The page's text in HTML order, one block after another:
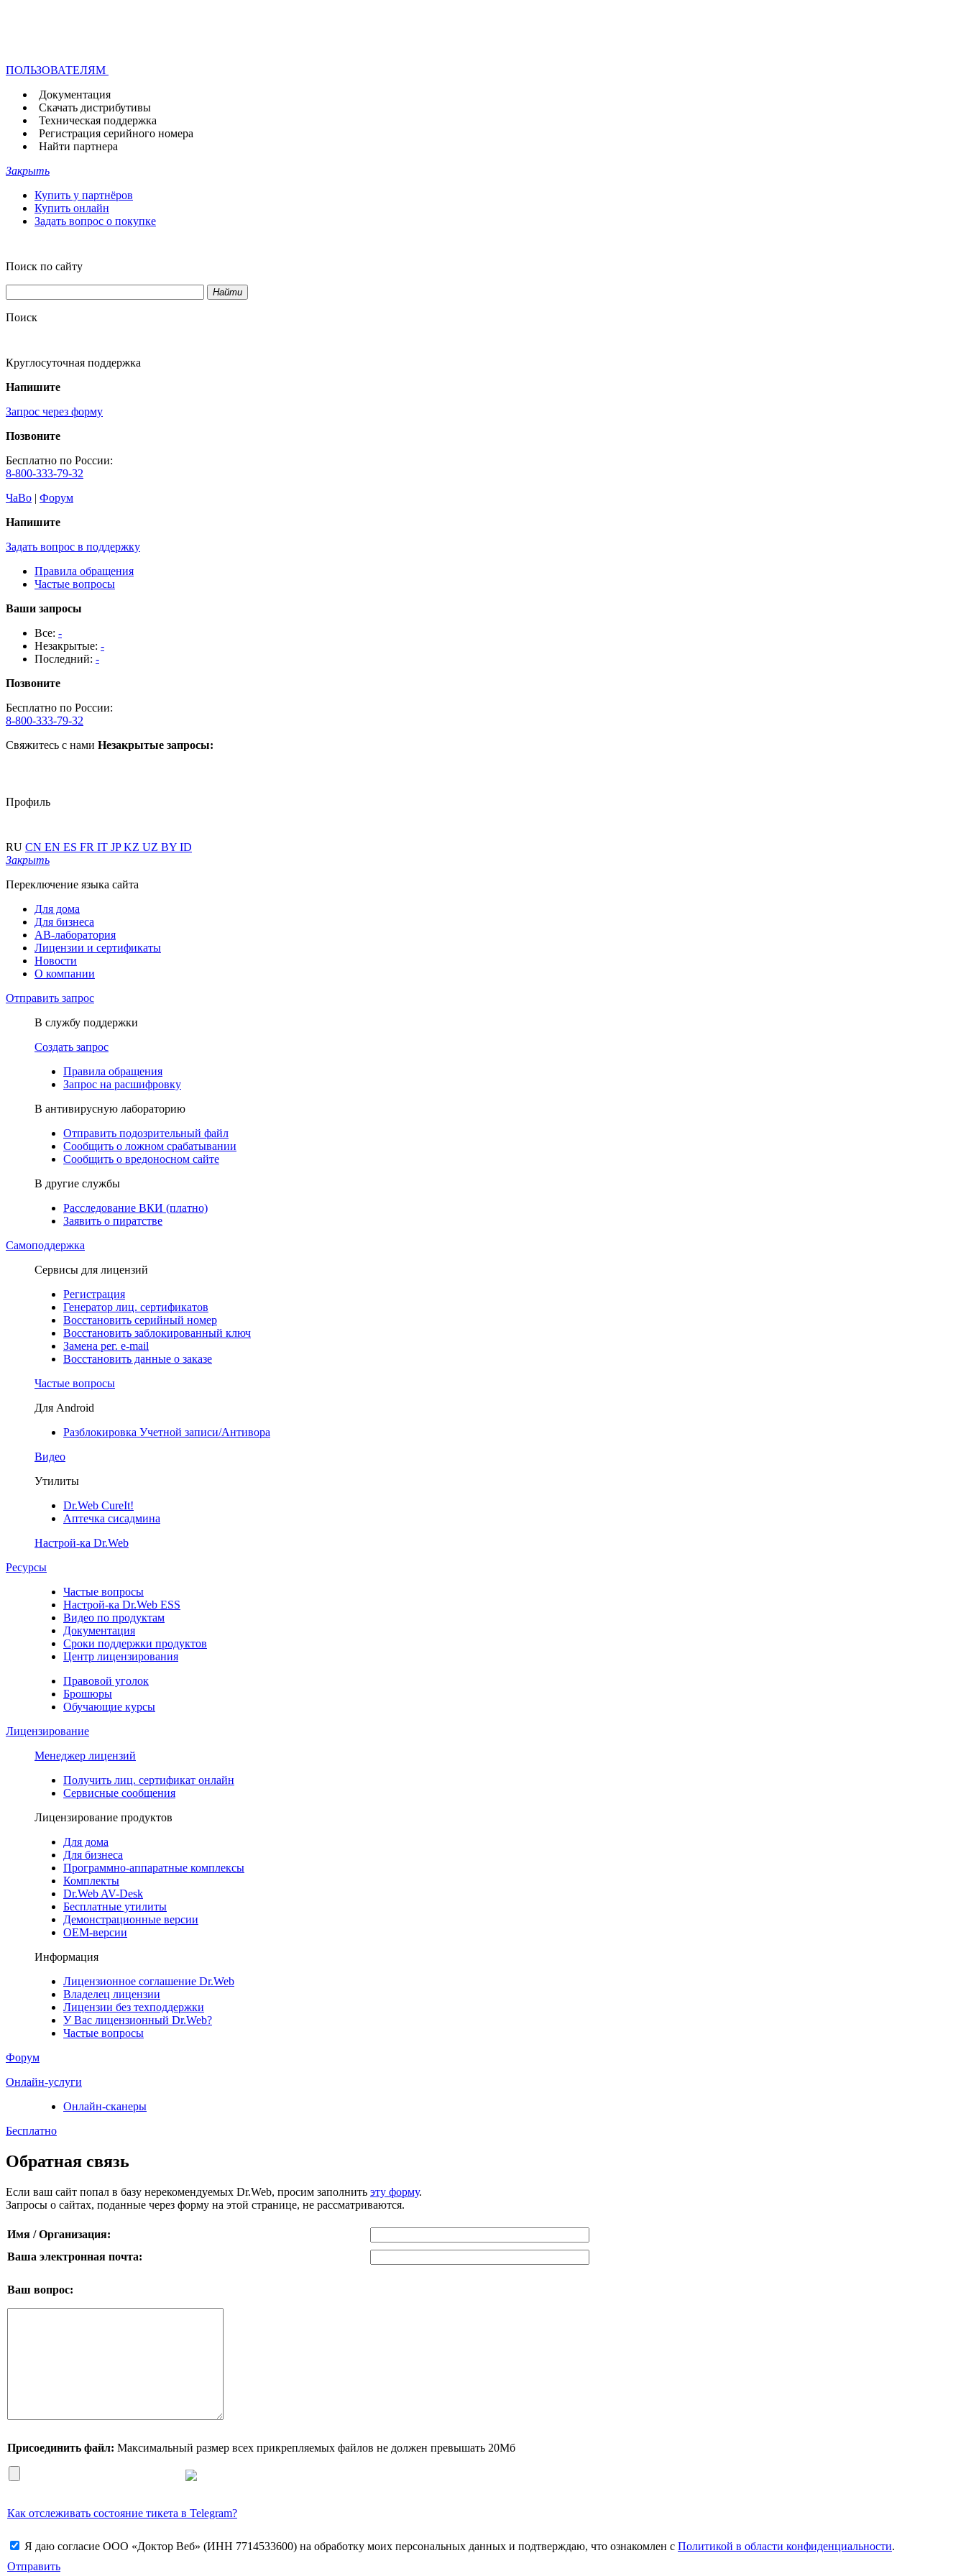
ПОЛЬЗОВАТЕЛЯМ
Документация
Скачать дистрибутивы
Техническая поддержка
Регистрация серийного номера
Найти партнера
Закрыть
Купить у партнёров
Купить онлайн
Задать вопрос о покупке
Поиск по сайту
Найти
Поиск
Круглосуточная поддержка
Напишите
Запрос через форму
Позвоните
Бесплатно по России:
8-800-333-79-32
ЧаВо | Форум
Напишите
Задать вопрос в поддержку
Правила обращения
Частые вопросы
Ваши запросы
Все: -
Незакрытые: -
Последний: -
Позвоните
Бесплатно по России:
8-800-333-79-32
Свяжитесь с нами Незакрытые запросы:
Профиль
RU CN EN ES FR IT JPKZ UZ BY ID
Закрыть
Переключение языка сайта
Для дома
Для бизнеса
АВ-лаборатория
Лицензии и сертификаты
Новости
О компании
Отправить запрос
В службу поддержки
Создать запрос
Правила обращения
Запрос на расшифровку
В антивирусную лабораторию
Отправить подозрительный файл
Сообщить о ложном срабатывании
Сообщить о вредоносном сайте
В другие службы
Расследование ВКИ (платно)
Заявить о пиратстве
Самоподдержка
Сервисы для лицензий
Регистрация
Генератор лиц. сертификатов
Восстановить серийный номер
Восстановить заблокированный ключ
Замена рег. e-mail
Восстановить данные о заказе
Частые вопросы
Для Android
Разблокировка Учетной записи/Антивора
Видео
Утилиты
Dr.Web CureIt!
Аптечка сисадмина
Настрой-ка Dr.Web
Ресурсы
Частые вопросы
Настрой-ка Dr.Web ESS
Видео по продуктам
Документация
Сроки поддержки продуктов
Центр лицензирования
Правовой уголок
Брошюры
Обучающие курсы
Лицензирование
Менеджер лицензий
Получить лиц. сертификат онлайн
Сервисные сообщения
Лицензирование продуктов
Для дома
Для бизнеса
Программно-аппаратные комплексы
Комплекты
Dr.Web AV-Desk
Бесплатные утилиты
Демонстрационные версии
ОЕМ-версии
Информация
Лицензионное соглашение Dr.Web
Владелец лицензии
Лицензии без техподдержки
У Вас лицензионный Dr.Web?
Частые вопросы
Форум
Онлайн-услуги
Онлайн-сканеры
Бесплатно
Обратная связь
Если ваш сайт попал в базу нерекомендуемых Dr.Web, просим заполнить эту форму.
Запросы о сайтах, поданные через форму на этой странице, не рассматриваются.
Имя / Организация:
Ваша электронная почта:
Ваш вопрос:
Присоединить файл: Максимальный размер всех прикрепляемых файлов не должен превышать 20Мб
Как отслеживать состояние тикета в Telegram?
Я даю согласие ООО «Доктор Веб» (ИНН 7714533600) на обработку моих персональных данных и подтверждаю, что ознакомлен с Политикой в области конфиденциальности.
Отправить